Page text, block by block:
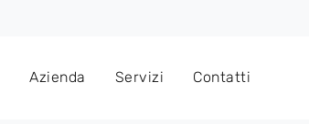
Azienda Servizi Contatti